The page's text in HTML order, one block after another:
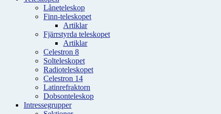
Låneteleskop
Finn-teleskopet
Artiklar
Fjärrstyrda teleskopet
Artiklar
Celestron 8
Solteleskopet
Radioteleskopet
Celestron 14
Latinrefraktorn
Dobsonteleskop
Intressegrupper